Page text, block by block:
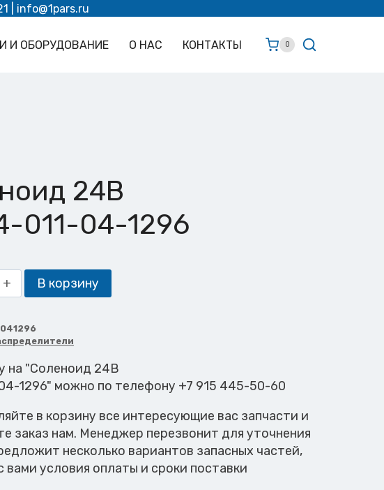
| info@1pars.ru
И ОБОРУДОВАНИЕ О НАС КОНТАКТЫ 0
24В
011-04-1296
В корзину
на "Соленоид 24В
1296" можно по телефону +7 915 445-50-60
в корзину все интересующие вас запчасти и
заказ нам. Менеджер перезвонит для уточнения
несколько вариантов запасных частей,
вами условия оплаты и сроки поставки